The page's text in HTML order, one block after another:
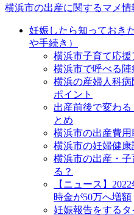
横浜市の出産に関するマメ情
妊娠したら知っておき
や手続き）
横浜市子育て応援
横浜市で呼べる
横浜の産婦人科
ポイント
出産前後で変わ
とめ
横浜市の出産費
横浜市の妊婦健康
横浜市の出産・
る？
【ニュース】
時金が50万へ増額
妊娠報告をする